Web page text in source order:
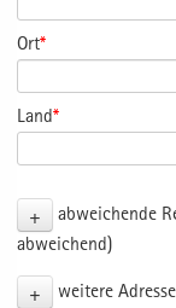
Ort*
Land*
+
abweichende
abweichend)
+
weitere